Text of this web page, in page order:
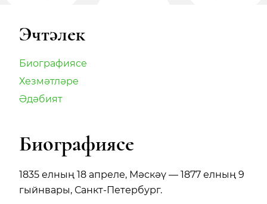
Эчтәлек
Биографиясе
Хезмәтләре
Әдәбият
Биографиясе
1835 елның 18 апреле, Мәскәү — 1877 елның 9
гыйнвары, Санкт-Петербург.